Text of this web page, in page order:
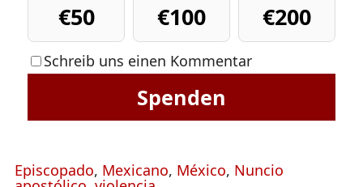
€50
€100 €200
Schreib uns einen Kommentar
Spenden
Episcopado, Mexicano, México, Nuncio